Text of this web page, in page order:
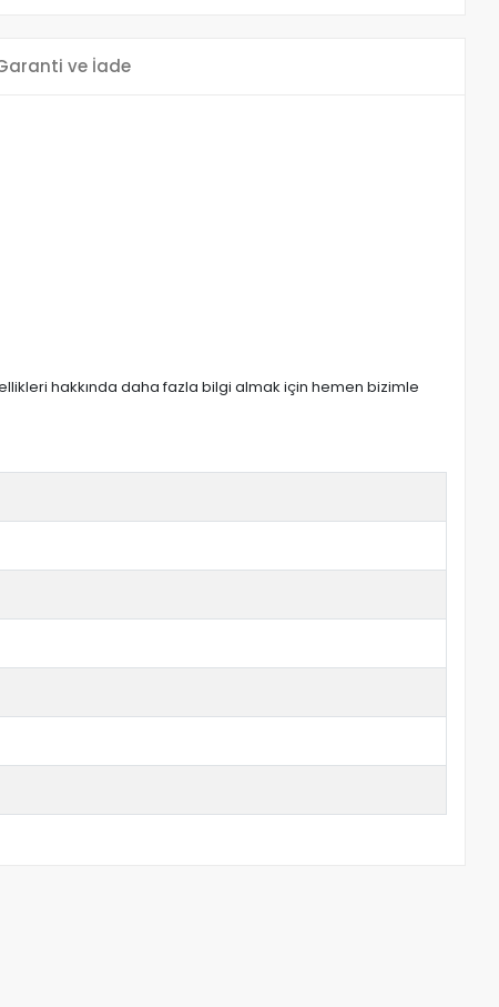
ve İade
hakkında daha fazla bilgi almak için hemen bizimle